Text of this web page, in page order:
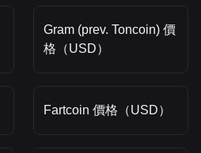
Gram (prev. Toncoin) 價
格（USD）
Fartcoin 價格（USD）